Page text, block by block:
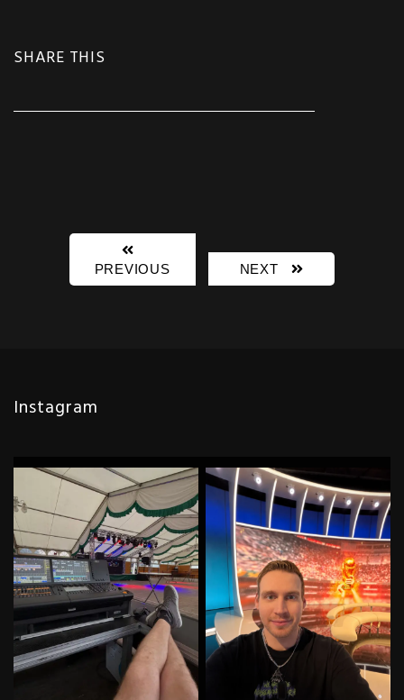
SHARE THIS
PREVIOUS NEXT
Instagram
Irgendwas mit Licht und so…
Abwechslung muss sein! ...
82 3
Und weiter geht’s! Tag 9 von 31
im Wm Studio
...
107 6